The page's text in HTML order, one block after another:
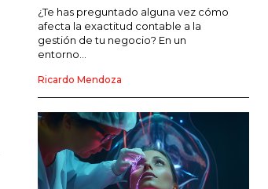
MARKETING DE INFLUENCERS
E-COMMERCE
GESTIÓN DE CRISIS EMPRESARIALES
EMPRESAS Y STARTUPS TECNOLÓGICAS
¿Te has preguntado alguna vez cómo
afecta la exactitud contable a la
gestión de tu negocio? En un
entorno...
Ricardo Mendoza